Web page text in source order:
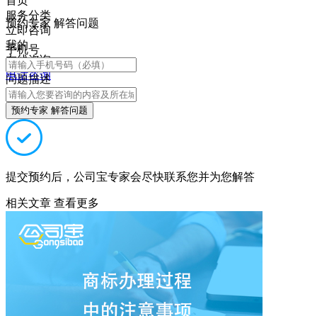
服务分类
立即咨询
我的
在线咨询
电话咨询
预约专家 解答问题
手机号
问题描述
预约专家 解答问题
提交预约后，公司宝专家会尽快联系您并为您解答
相关文章 查看更多